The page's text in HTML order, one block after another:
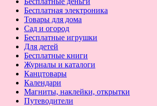
Бесплатная электроника
Товары для дома
Сад и огород
Бесплатные игрушки
Для детей
Бесплатные книги
Журналы и каталоги
Канцтовары
Календари
Магниты, наклейки, открытки
Путеводители